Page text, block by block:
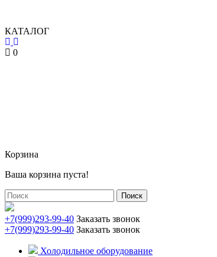
КАТАЛОГ
0
Корзина
Ваша корзина пуста!
Поиск
+7(999)293-99-40 Заказать звонок
+7(999)293-99-40 Заказать звонок
Холодильное оборудование